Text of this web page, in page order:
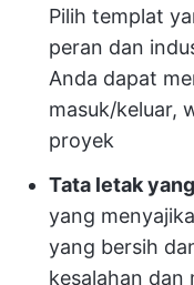
Pilih templat
peran dan
Anda dapat
masuk/keluar,
proyek
Tata letak
yang
yang bersih
kesalahan dan